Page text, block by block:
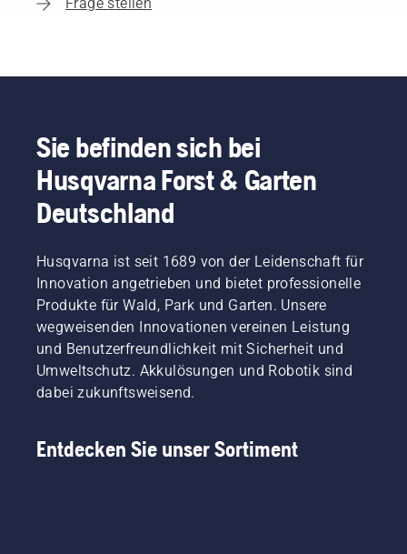
Sie befinden sich bei
Husqvarna Forst & Garten
Deutschland
Husqvarna ist seit 1689 von der Leidenschaft für
Innovation angetrieben und bietet professionelle
Produkte für Wald, Park und Garten. Unsere
wegweisenden Innovationen vereinen Leistung
und Benutzerfreundlichkeit mit Sicherheit und
Umweltschutz. Akkulösungen und Robotik sind
dabei zukunftsweisend.
Entdecken Sie unser Sortiment